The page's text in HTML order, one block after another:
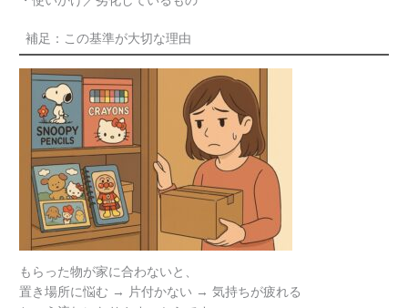
補足：この基準が大切な理由
もらった物が家に合わないと、
置き場所に悩む → 片付かない → 気持ちが疲れる